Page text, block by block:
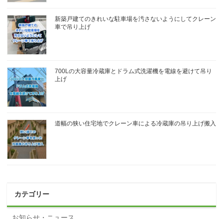
新築戸建てのきれいな駐車場を汚さないようにしてクレーン
車で吊り上げ
700Lの大容量冷蔵庫とドラム式洗濯機を電線を避けて吊り
上げ
道幅の狭い住宅地でクレーン車による冷蔵庫の吊り上げ搬入
カテゴリー